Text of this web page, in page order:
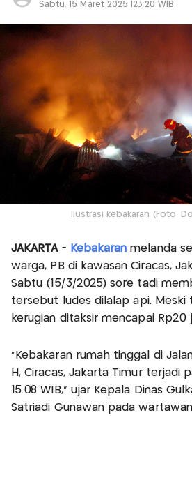
Sabtu, 15 Maret 2025 |23:20 WIB
Ilustrasi kebakaran (Foto:
JAKARTA - Kebakaran melanda
warga, PB di kawasan Ciracas,
Sabtu (15/3/2025) sore tadi
tersebut ludes dilalap api. Meski
kerugian ditaksir mencapai Rp20
"Kebakaran rumah tinggal di
H, Ciracas, Jakarta Timur terjadi
15.08 WIB," ujar Kepala Dinas
Satriadi Gunawan pada